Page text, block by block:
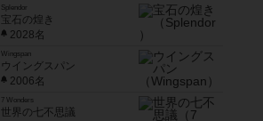
Splendor
宝石の煌き
2028名
Wingspan
ウイングスパン
2006名
7 Wonders
世界の七不思議